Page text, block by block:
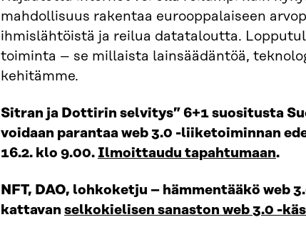
mahdollisuus rakentaa eurooppalaiseen
ihmislähtöistä ja reilua datataloutta.
toiminta – se millaista lainsäädäntöä,
kehitämme.
Sitran ja Dottirin selvitys” 6+1 suositusta
voidaan parantaa web 3.0 -liiketoiminnan
16.2. klo 9.00. Ilmoittaudu tapahtumaan.
NFT, DAO, lohkoketju – hämmentääkö web
kattavan selkokielisen sanaston web 3.0 -